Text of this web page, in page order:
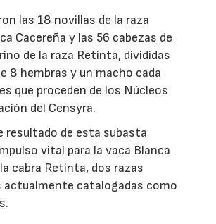
las 18 novillas de la raza
Cacereña y las 56 cabezas de
de la raza Retinta, divididas
8 hembras y un macho cada
que proceden de los Núcleos
del Censyra.
resultado de esta subasta
vital para la vaca Blanca
cabra Retinta, dos razas
catalogadas como